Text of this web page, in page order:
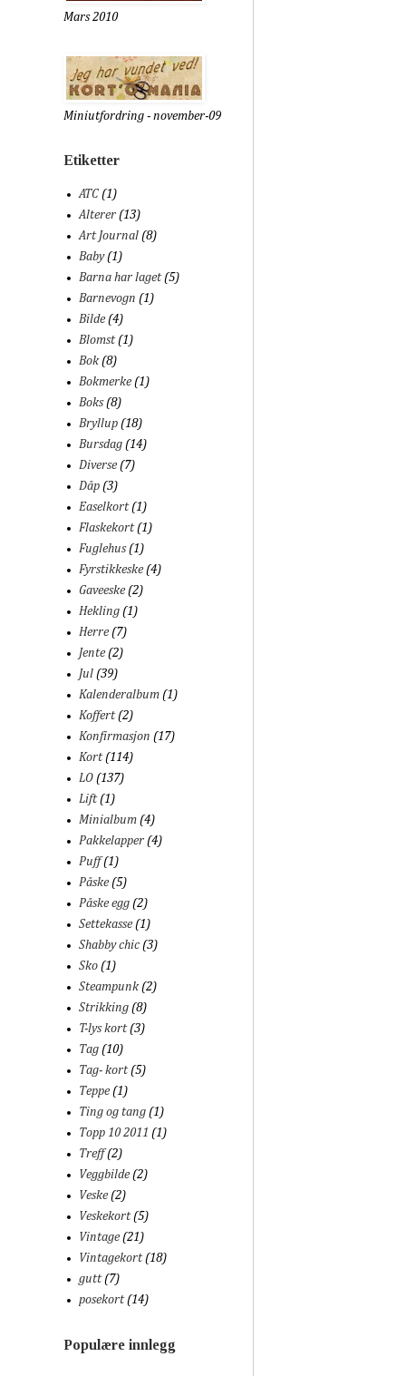
Mars 2010
Miniutfordring - november-09
Etiketter
ATC (1)
Alterer (13)
Art Journal (8)
Baby (1)
Barna har laget (5)
Barnevogn (1)
Bilde (4)
Blomst (1)
Bok (8)
Bokmerke (1)
Boks (8)
Bryllup (18)
Bursdag (14)
Diverse (7)
Dåp (3)
Easelkort (1)
Flaskekort (1)
Fuglehus (1)
Fyrstikkeske (4)
Gaveeske (2)
Hekling (1)
Herre (7)
Jente (2)
Jul (39)
Kalenderalbum (1)
Koffert (2)
Konfirmasjon (17)
Kort (114)
LO (137)
Lift (1)
Minialbum (4)
Pakkelapper (4)
Puff (1)
Påske (5)
Påske egg (2)
Settekasse (1)
Shabby chic (3)
Sko (1)
Steampunk (2)
Strikking (8)
T-lys kort (3)
Tag (10)
Tag- kort (5)
Teppe (1)
Ting og tang (1)
Topp 10 2011 (1)
Treff (2)
Veggbilde (2)
Veske (2)
Veskekort (5)
Vintage (21)
Vintagekort (18)
gutt (7)
posekort (14)
Populære innlegg